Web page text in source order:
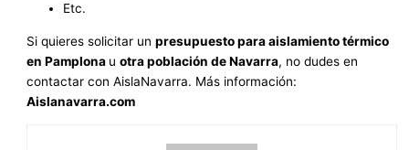
Etc.
Si quieres solicitar unpresupuesto para aislamiento térmico
en Pamplona uotra población de Navarra, no dudes en
contactar con AislaNavarra. Más información:
Aislanavarra.com